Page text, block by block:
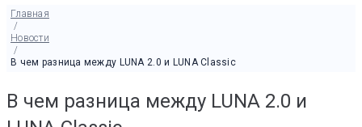
Главная
/
Новости
/
В чем разница между LUNA 2.0 и LUNA Classic
В чем разница между LUNA 2.0 и